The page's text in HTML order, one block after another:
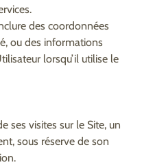
des coordonnées
ou des informations
lorsqu’il utilise le
ses visites sur le Site, un
sous réserve de son